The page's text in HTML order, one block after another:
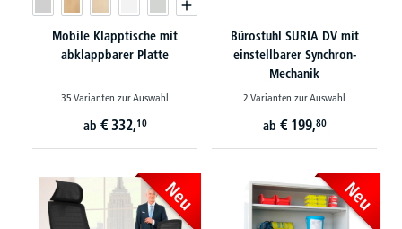
Mobile Klapptische mit
abklappbarer Platte
35 Varianten zur Auswahl
ab € 332,10
Bürostuhl SURIA DV mit
einstellbarer Synchron-
Mechanik
2 Varianten zur Auswahl
ab € 199,80
Neu Neu